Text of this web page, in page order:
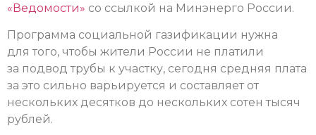
«Ведомости» со ссылкой на Минэнерго России.
Программа социальной газификации нужна
для того, чтобы жители России не платили
за подвод трубы к участку, сегодня средняя плата
за это сильно варьируется и составляет от
нескольких десятков до нескольких сотен тысяч
рублей.